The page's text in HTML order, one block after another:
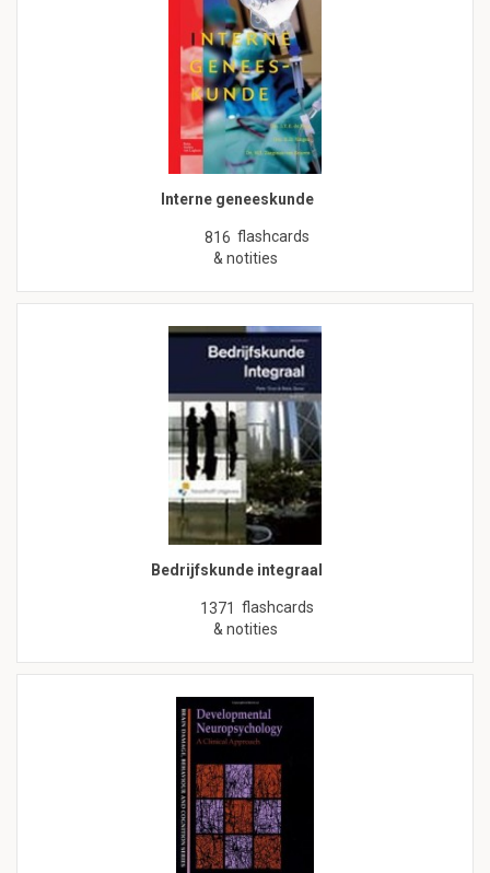
Interne geneeskunde
816 flashcards
& notities
Bedrijfskunde integraal
1371 flashcards
& notities